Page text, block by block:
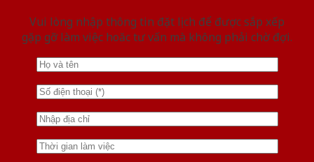
Vui lòng nhập thông tin đặt lịch để được sắp xếp
gặp gỡ làm việc hoăc tư vấn mà không phải chờ đợi.